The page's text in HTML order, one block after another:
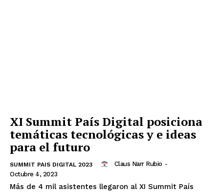
XI Summit País Digital posiciona
temáticas tecnológicas y e ideas
para el futuro
SUMMIT PAIS DIGITAL 2023 Claus Narr Rubio -
Octubre 4, 2023
Más de 4 mil asistentes llegaron al XI Summit País